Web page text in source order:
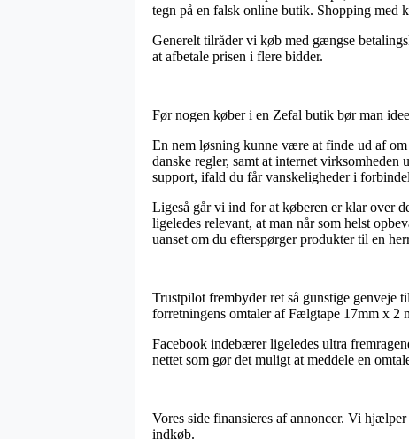
tegn på en falsk online butik. Shopping med
Generelt tilråder vi køb med gængse
at afbetale prisen i flere bidder.
Før nogen køber i en Zefal butik bør man
En nem løsning kunne være at finde ud af
danske regler, samt at internet
support, ifald du får vanskeligheder i
Ligeså går vi ind for at køberen er klar over
ligeledes relevant, at man når som helst
uanset om du efterspørger produkter til en
Trustpilot frembyder ret så gunstige genveje
forretningens omtaler af Fælgtape 17mm x
Facebook indebærer ligeledes ultra
nettet som gør det muligt at meddele en
Vores side finansieres af annoncer. Vi
indkøb.